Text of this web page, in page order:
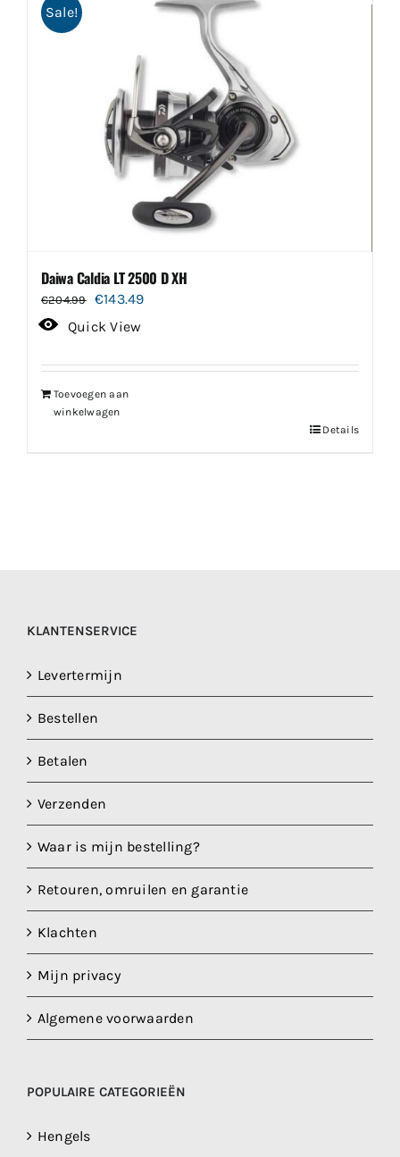
Sale!
Daiwa Caldia LT 2500 D XH
€204.99
Oorspronkelijke
prijs
€204.99.
€143.49Huidige
€143.49.
Quick View
Toevoegen aan
winkelwagen
Details
KLANTENSERVICE
Levertermijn
Bestellen
Betalen
Verzenden
Waar is mijn bestelling?
Retouren, omruilen en garantie
Klachten
Mijn privacy
Algemene voorwaarden
POPULAIRE CATEGORIEËN
Hengels